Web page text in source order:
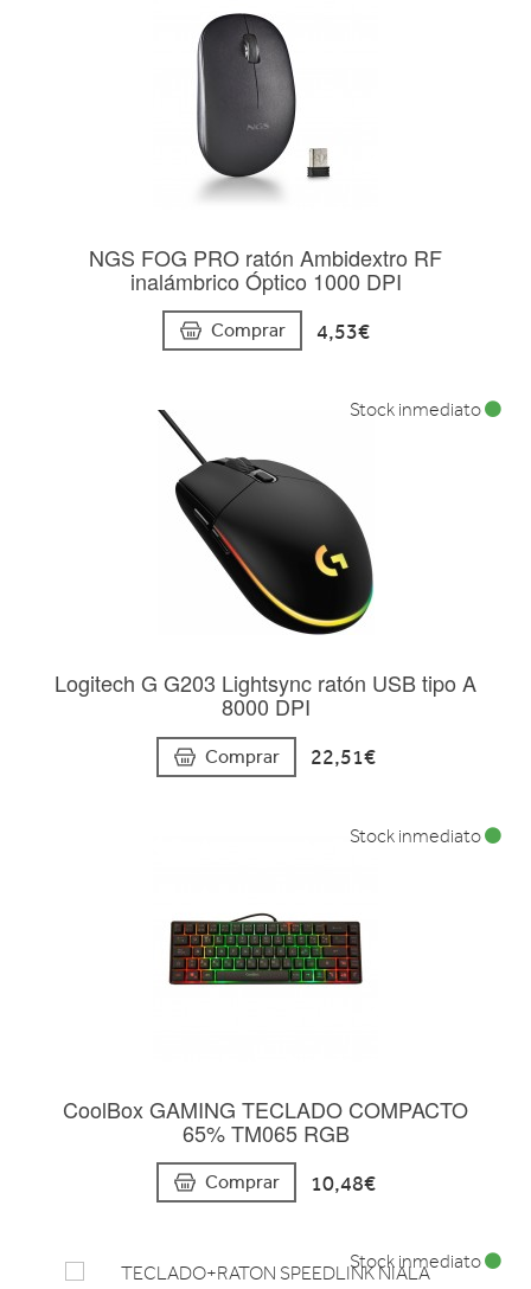
NGS FOG PRO ratón Ambidextro RF
inalámbrico Óptico 1000 DPI
Comprar 4,53€
Logitech G G203 Lightsync ratón USB tipo A
8000 DPI
Comprar 22,51€
Stock inmediato
CoolBox GAMING TECLADO COMPACTO
65% TM065 RGB
Comprar 10,48€
Stock inmediato
Stock inmediato